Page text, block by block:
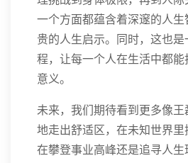
一个方面都蕴含着深邃的人
贵的人生启示。同时，这也
程，让每一个人在生活中都
意义。
未来，我们期待看到更多像
地走出舒适区，在未知世界
在攀登事业高峰还是追寻人